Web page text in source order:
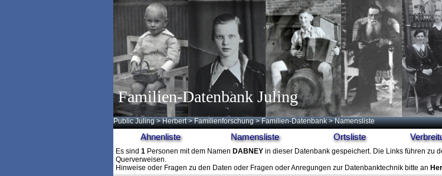
Familien-Datenbank Juling
Public Juling >Herbert >Familienforschung >Familien-Datenbank > Namensliste
Ahnenliste Namensliste Ortsliste
Es sind 1 Personen mit dem Namen DABNEY in dieser Datenbank gespeichert. Die Links führen zu
Querverweisen.
Hinweise oder Fragen zu den Daten oder Fragen oder Anregungen zur Datenbanktechnik bitte an